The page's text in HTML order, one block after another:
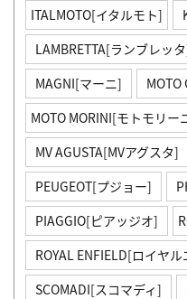
ITALMOTO[イタルモト]
LAMBRETTA[ランブレッ
MAGNI[マーニ]
MOTO MORINI[モトモリー
MV AGUSTA[MVアグスタ]
PEUGEOT[プジョー]
PIAGGIO[ピアッジオ]
ROYAL ENFIELD[ロイヤ
SCOMADI[スコマディ]